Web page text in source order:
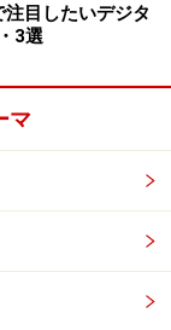
ずです。単に他
うか。私も新
めて読んだりし
ってきます。
事件の動きや全
ィアの報道に世
す。
目したいデジタ
3選
マ